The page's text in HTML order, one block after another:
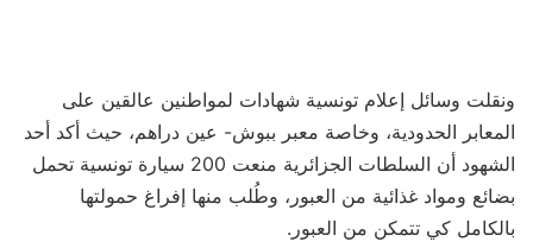
ونقلت وسائل إعلام تونسية شهادات لمواطنين عالقين على
المعابر الحدودية، وخاصة معبر ببوش- عين دراهم، حيث أكد أحد
الشهود أن السلطات الجزائرية منعت 200 سيارة تونسية تحمل
بضائع ومواد غذائية من العبور، وطُلب منها إفراغ حمولتها
بالكامل كي تتمكن من العبور.